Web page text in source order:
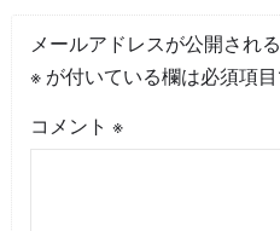
メールアドレスが公開され
※が付いている欄は必須項
コメント ※